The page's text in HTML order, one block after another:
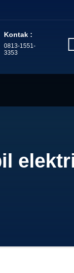
Kontak :
0813-1551-
3353